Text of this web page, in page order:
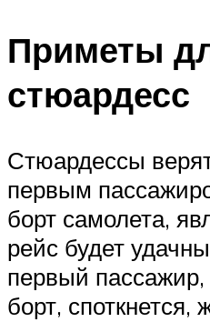
Приметы
стюардесс
Стюардессы
первым
борт самолета,
рейс будет
первый
борт, споткнется,